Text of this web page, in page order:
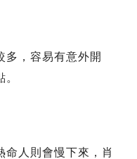
多，容易有意外開
命人則會慢下來，肖